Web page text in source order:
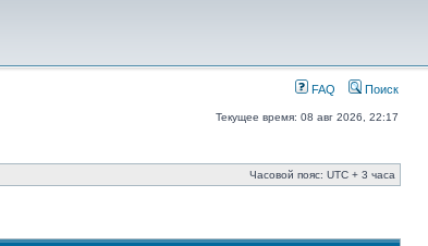
FAQ Поиск
Текущее время: 08 авг 2026, 22:17
Часовой пояс: UTC + 3 часа